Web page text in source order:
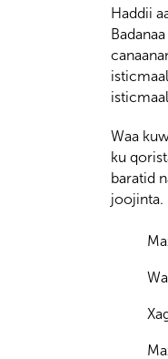
Haddii
Waa
ku
baratid
joojinta.